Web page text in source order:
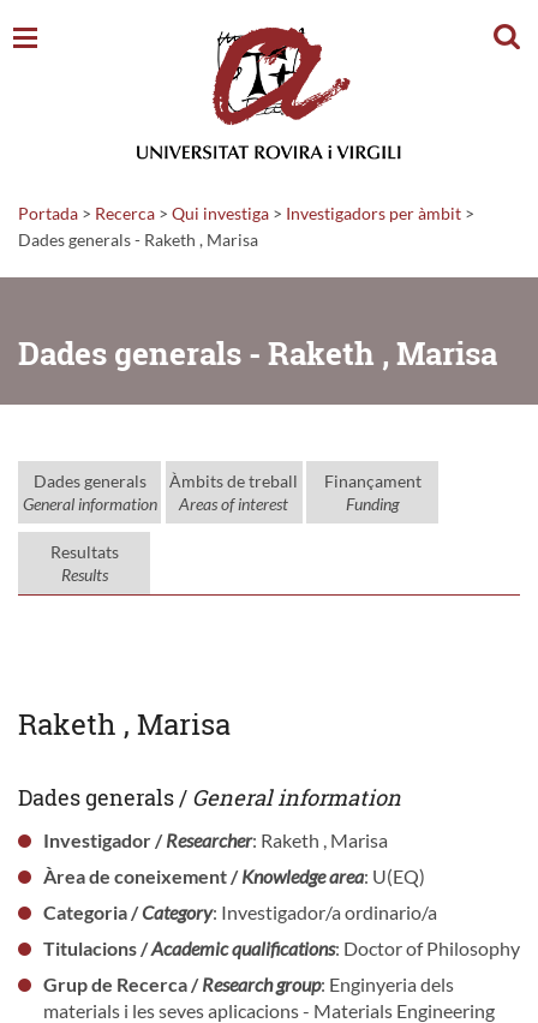
Portada > Recerca > Qui investiga > Investigadors per àmbit >
Dades generals - Raketh , Marisa
Dades generals - Raketh , Marisa
Dades generals
General information
Àmbits de treball
Areas of interest
Finançament
Funding
Resultats
Results
Raketh , Marisa
Dades generals / General information
Investigador /Researcher: Raketh , Marisa
Àrea de coneixement /Knowledge area: U(EQ)
Categoria /Category: Investigador/a ordinario/a
Titulacions /Academic qualifications: Doctor of Philosophy
Grup de Recerca /Research group: Enginyeria dels
materials i les seves aplicacions - Materials Engineering